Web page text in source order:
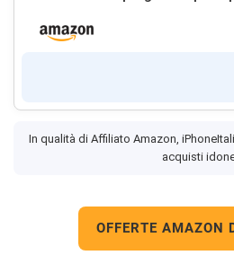
In qualità di Affiliato Amazon,
acquisti
OFFERTE AMAZON